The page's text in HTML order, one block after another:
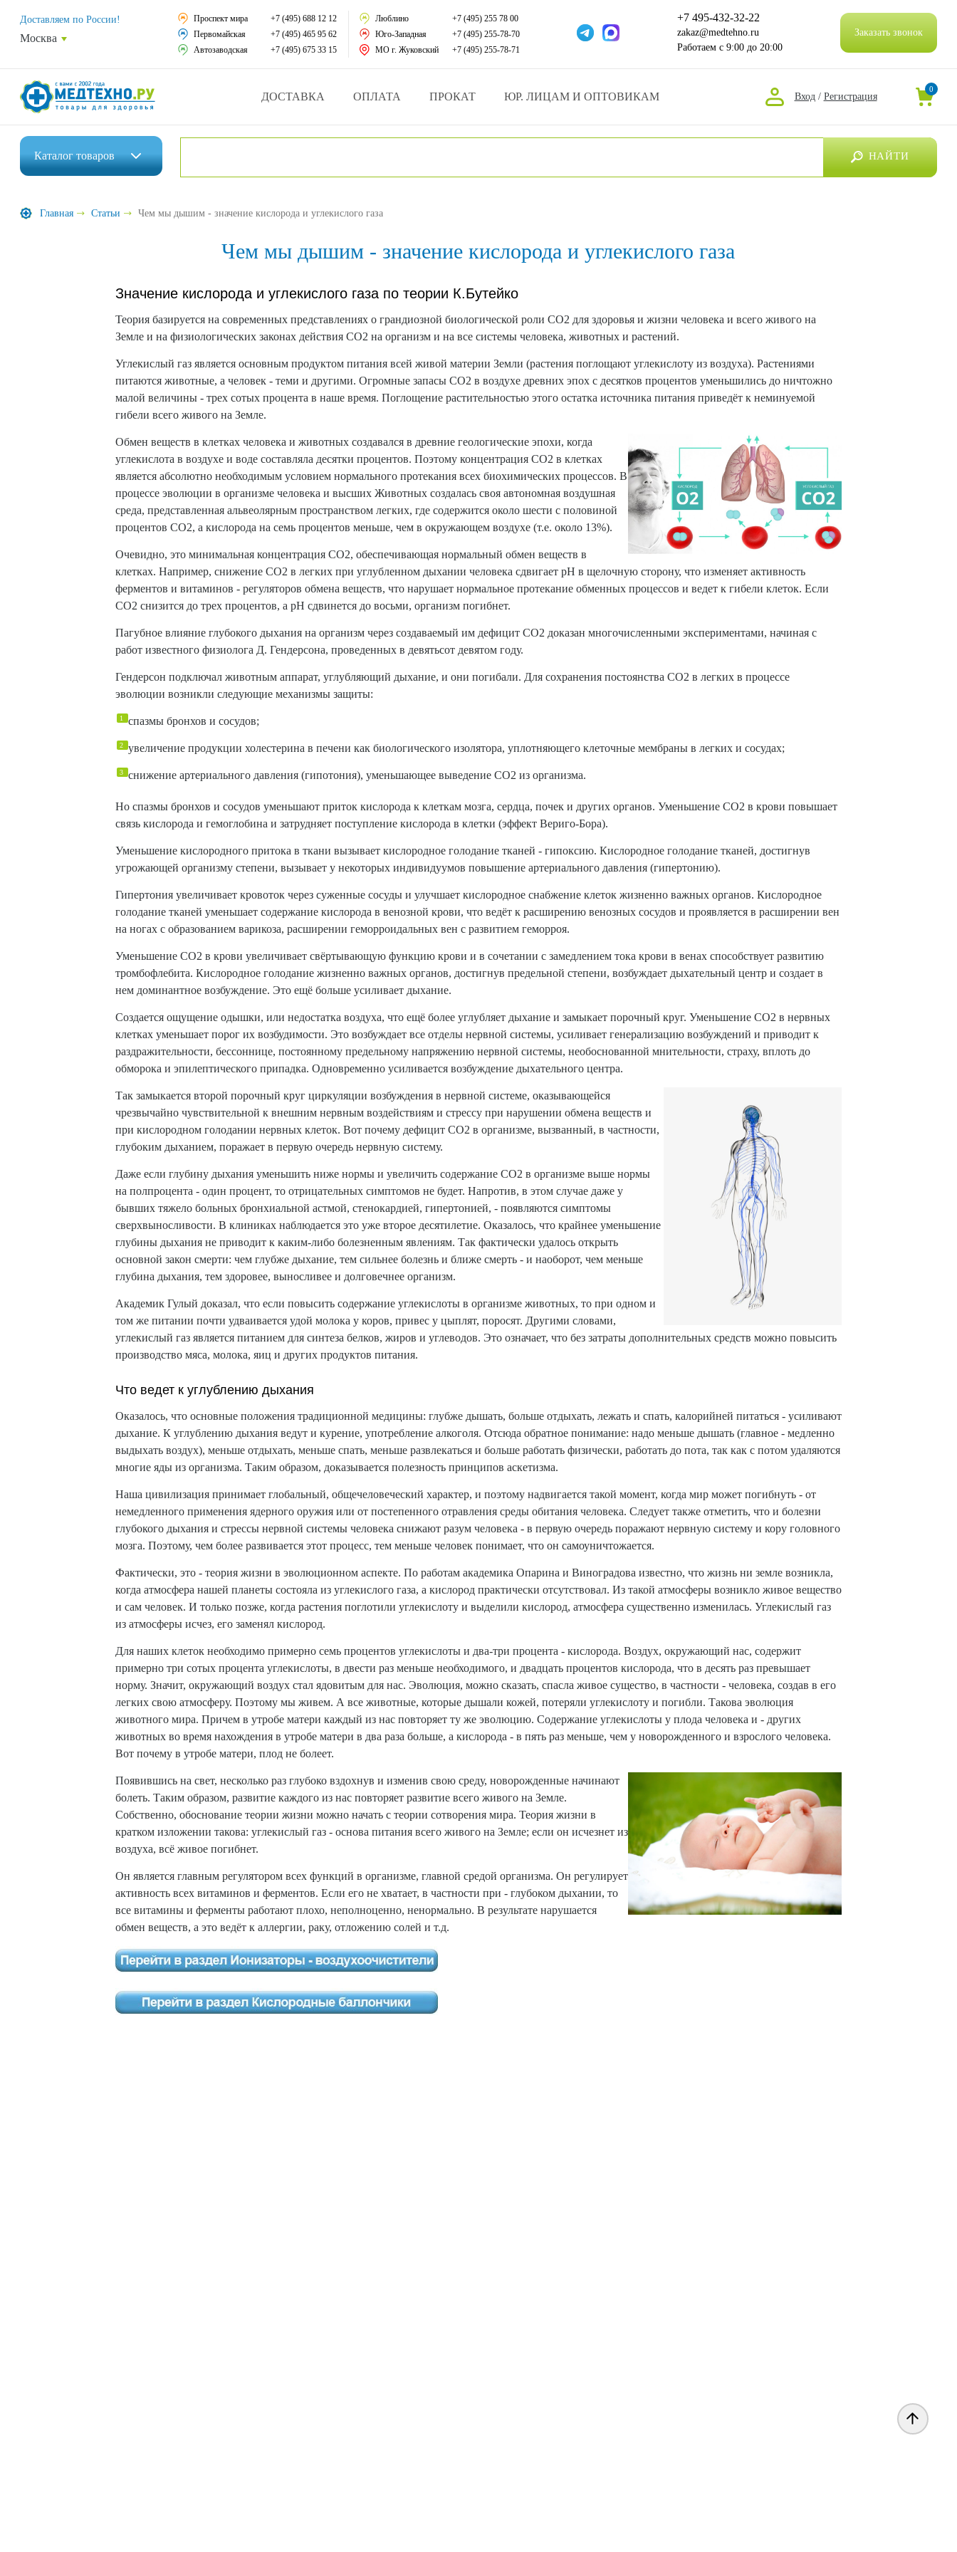
Средства реабилитации
Средства по уходу за больными
Домашняя медтехника
Распродажа
Прокат инвалидной техники
Доставляем по России!
Москва
Проспект мира
+7 (495) 688 12 12
Первомайская
+7 (495) 465 95 62
Автозаводская
+7 (495) 675 33 15
Люблино
+7 (495) 255 78 00
Юго-Западная
+7 (495) 255-78-70
МО г. Жуковский
+7 (495) 255-78-71
+7 495-432-32-22
zakaz@medtehno.ru
Работаем с 9:00 до 20:00
Заказать звонок
ДОСТАВКА ОПЛАТА ПРОКАТ ЮР. ЛИЦАМ И ОПТОВИКАМ Вход / Регистрация
0
Каталогтоваров
Ортопедические изделия
Ортопедические матрасы и подушки
Экология дома
Товары для красоты и здоровья
Товары для врачей и мед.учреждений
Уникальные и полезные товары
Прокат инвалидной техники
НАЙТИ
Главная Статьи Чем мы дышим - значение кислорода и углекислого газа
Чем мы дышим - значение кислорода и углекислого газа
Значение кислорода и углекислого газа по теории К.Бутейко
Теория базируется на современных представлениях о грандиозной биологической роли CO2 для здоровья и жизни человека и всего живого на
Земле и на физиологических законах действия CO2 на организм и на все системы человека, животных и растений.
Углекислый газ является основным продуктом питания всей живой материи Земли (растения поглощают углекислоту из воздуха). Растениями
питаются животные, а человек - теми и другими. Огромные запасы CO2 в воздухе древних эпох с десятков процентов уменьшились до ничтожно
малой величины - трех сотых процента в наше время. Поглощение растительностью этого остатка источника питания приведёт к неминуемой
гибели всего живого на Земле.
Обмен веществ в клетках человека и животных создавался в древние геологические эпохи, когда
углекислота в воздухе и воде составляла десятки процентов. Поэтому концентрация CO2 в клетках
является абсолютно необходимым условием нормального протекания всех биохимических процессов. В
процессе эволюции в организме человека и высших Животных создалась своя автономная воздушная
среда, представленная альвеолярным пространством легких, где содержится около шести с половиной
процентов CO2, а кислорода на семь процентов меньше, чем в окружающем воздухе (т.е. около 13%).
Очевидно, это минимальная концентрация CO2, обеспечивающая нормальный обмен веществ в
клетках. Например, снижение CO2 в легких при углубленном дыхании человека сдвигает рН в щелочную сторону, что изменяет активность
ферментов и витаминов - регуляторов обмена веществ, что нарушает нормальное протекание обменных процессов и ведет к гибели клеток. Если
CO2 снизится до трех процентов, а рН сдвинется до восьми, организм погибнет.
Пагубное влияние глубокого дыхания на организм через создаваемый им дефицит CO2 доказан многочисленными экспериментами, начиная с
работ известного физиолога Д. Гендерсона, проведенных в девятьсот девятом году.
Гендерсон подключал животным аппарат, углубляющий дыхание, и они погибали. Для сохранения постоянства CO2 в легких в процессе
эволюции возникли следующие механизмы защиты:
спазмы бронхов и сосудов;
увеличение продукции холестерина в печени как биологического изолятора, уплотняющего клеточные мембраны в легких и сосудах;
снижение артериального давления (гипотония), уменьшающее выведение CO2 из организма.
Но спазмы бронхов и сосудов уменьшают приток кислорода к клеткам мозга, сердца, почек и других органов. Уменьшение CO2 в крови повышает
связь кислорода и гемоглобина и затрудняет поступление кислорода в клетки (эффект Вериго-Бора).
Уменьшение кислородного притока в ткани вызывает кислородное голодание тканей - гипоксию. Кислородное голодание тканей, достигнув
угрожающей организму степени, вызывает у некоторых индивидуумов повышение артериального давления (гипертонию).
Гипертония увеличивает кровоток через суженные сосуды и улучшает кислородное снабжение клеток жизненно важных органов. Кислородное
голодание тканей уменьшает содержание кислорода в венозной крови, что ведёт к расширению венозных сосудов и проявляется в расширении вен
на ногах с образованием варикоза, расширении геморроидальных вен с развитием геморроя.
Уменьшение CO2 в крови увеличивает свёртывающую функцию крови и в сочетании с замедлением тока крови в венах способствует развитию
тромбофлебита. Кислородное голодание жизненно важных органов, достигнув предельной степени, возбуждает дыхательный центр и создает в
нем доминантное возбуждение. Это ещё больше усиливает дыхание.
Создается ощущение одышки, или недостатка воздуха, что ещё более углубляет дыхание и замыкает порочный круг. Уменьшение CO2 в нервных
клетках уменьшает порог их возбудимости. Это возбуждает все отделы нервной системы, усиливает генерализацию возбуждений и приводит к
раздражительности, бессоннице, постоянному предельному напряжению нервной системы, необоснованной мнительности, страху, вплоть до
обморока и эпилептического припадка. Одновременно усиливается возбуждение дыхательного центра.
Так замыкается второй порочный круг циркуляции возбуждения в нервной системе, оказывающейся
чрезвычайно чувствительной к внешним нервным воздействиям и стрессу при нарушении обмена веществ и
при кислородном голодании нервных клеток. Вот почему дефицит CO2 в организме, вызванный, в частности,
глубоким дыханием, поражает в первую очередь нервную систему.
Даже если глубину дыхания уменьшить ниже нормы и увеличить содержание CO2 в организме выше нормы
на полпроцента - один процент, то отрицательных симптомов не будет. Напротив, в этом случае даже у
бывших тяжело больных бронхиальной астмой, стенокардией, гипертонией, - появляются симптомы
сверхвыносливости. В клиниках наблюдается это уже второе десятилетие. Оказалось, что крайнее уменьшение
глубины дыхания не приводит к каким-либо болезненным явлениям. Так фактически удалось открыть
основной закон смерти: чем глубже дыхание, тем сильнее болезнь и ближе смерть - и наоборот, чем меньше
глубина дыхания, тем здоровее, выносливее и долговечнее организм.
Академик Гулый доказал, что если повысить содержание углекислоты в организме животных, то при одном и
том же питании почти удваивается удой молока у коров, привес у цыплят, поросят. Другими словами,
углекислый газ является питанием для синтеза белков, жиров и углеводов. Это означает, что без затраты дополнительных средств можно повысить
производство мяса, молока, яиц и других продуктов питания.
Что ведет к углублению дыхания
Оказалось, что основные положения традиционной медицины: глубже дышать, больше отдыхать, лежать и спать, калорийней питаться - усиливают
дыхание. К углублению дыхания ведут и курение, употребление алкоголя. Отсюда обратное понимание: надо меньше дышать (главное - медленно
выдыхать воздух), меньше отдыхать, меньше спать, меньше развлекаться и больше работать физически, работать до пота, так как с потом удаляются
многие яды из организма. Таким образом, доказывается полезность принципов аскетизма.
Наша цивилизация принимает глобальный, общечеловеческий характер, и поэтому надвигается такой момент, когда мир может погибнуть - от
немедленного применения ядерного оружия или от постепенного отравления среды обитания человека. Следует также отметить, что и болезни
глубокого дыхания и стрессы нервной системы человека снижают разум человека - в первую очередь поражают нервную систему и кору головного
мозга. Поэтому, чем более развивается этот процесс, тем меньше человек понимает, что он самоуничтожается.
Фактически, это - теория жизни в эволюционном аспекте. По работам академика Опарина и Виноградова известно, что жизнь ни земле возникла,
когда атмосфера нашей планеты состояла из углекислого газа, а кислород практически отсутствовал. Из такой атмосферы возникло живое вещество
и сам человек. И только позже, когда растения поглотили углекислоту и выделили кислород, атмосфера существенно изменилась. Углекислый газ
из атмосферы исчез, его заменял кислород.
Для наших клеток необходимо примерно семь процентов углекислоты и два-три процента - кислорода. Воздух, окружающий нас, содержит
примерно три сотых процента углекислоты, в двести раз меньше необходимого, и двадцать процентов кислорода, что в десять раз превышает
норму. Значит, окружающий воздух стал ядовитым для нас. Эволюция, можно сказать, спасла живое существо, в частности - человека, создав в его
легких свою атмосферу. Поэтому мы живем. А все животные, которые дышали кожей, потеряли углекислоту и погибли. Такова эволюция
животного мира. Причем в утробе матери каждый из нас повторяет ту же эволюцию. Содержание углекислоты у плода человека и - других
животных во время нахождения в утробе матери в два раза больше, а кислорода - в пять раз меньше, чем у новорожденного и взрослого человека.
Вот почему в утробе матери, плод не болеет.
Появившись на свет, несколько раз глубоко вздохнув и изменив свою среду, новорожденные начинают
болеть. Таким образом, развитие каждого из нас повторяет развитие всего живого на Земле.
Собственно, обоснование теории жизни можно начать с теории сотворения мира. Теория жизни в
кратком изложении такова: углекислый газ - основа питания всего живого на Земле; если он исчезнет из
воздуха, всё живое погибнет.
Он является главным регулятором всех функций в организме, главной средой организма. Он регулирует
активность всех витаминов и ферментов. Если его не хватает, в частности при - глубоком дыхании, то
все витамины и ферменты работают плохо, неполноценно, ненормально. В результате нарушается
обмен веществ, а это ведёт к аллергии, раку, отложению солей и т.д.